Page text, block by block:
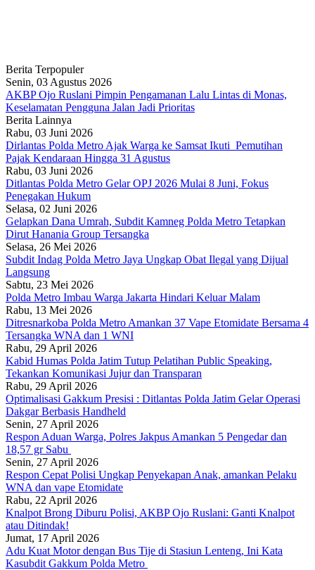
Berita Terpopuler
Senin, 03 Agustus 2026
AKBP Ojo Ruslani Pimpin Pengamanan Lalu Lintas di Monas,
Keselamatan Pengguna Jalan Jadi Prioritas
Berita Lainnya
Rabu, 03 Juni 2026
Dirlantas Polda Metro Ajak Warga ke Samsat Ikuti Pemutihan
Pajak Kendaraan Hingga 31 Agustus
Rabu, 03 Juni 2026
Ditlantas Polda Metro Gelar OPJ 2026 Mulai 8 Juni, Fokus
Penegakan Hukum
Selasa, 02 Juni 2026
Gelapkan Dana Umrah, Subdit Kamneg Polda Metro Tetapkan
Dirut Hanania Group Tersangka
Selasa, 26 Mei 2026
Subdit Indag Polda Metro Jaya Ungkap Obat Ilegal yang Dijual
Langsung
Sabtu, 23 Mei 2026
Polda Metro Imbau Warga Jakarta Hindari Keluar Malam
Rabu, 13 Mei 2026
Ditresnarkoba Polda Metro Amankan 37 Vape Etomidate Bersama 4
Tersangka WNA dan 1 WNI
Rabu, 29 April 2026
Kabid Humas Polda Jatim Tutup Pelatihan Public Speaking,
Tekankan Komunikasi Jujur dan Transparan
Rabu, 29 April 2026
Optimalisasi Gakkum Presisi : Ditlantas Polda Jatim Gelar Operasi
Dakgar Berbasis Handheld
Senin, 27 April 2026
Respon Aduan Warga, Polres Jakpus Amankan 5 Pengedar dan
18,57 gr Sabu
Senin, 27 April 2026
Respon Cepat Polisi Ungkap Penyekapan Anak, amankan Pelaku
WNA dan vape Etomidate
Rabu, 22 April 2026
Knalpot Brong Diburu Polisi, AKBP Ojo Ruslani: Ganti Knalpot
atau Ditindak!
Jumat, 17 April 2026
Adu Kuat Motor dengan Bus Tije di Stasiun Lenteng, Ini Kata
Kasubdit Gakkum Polda Metro